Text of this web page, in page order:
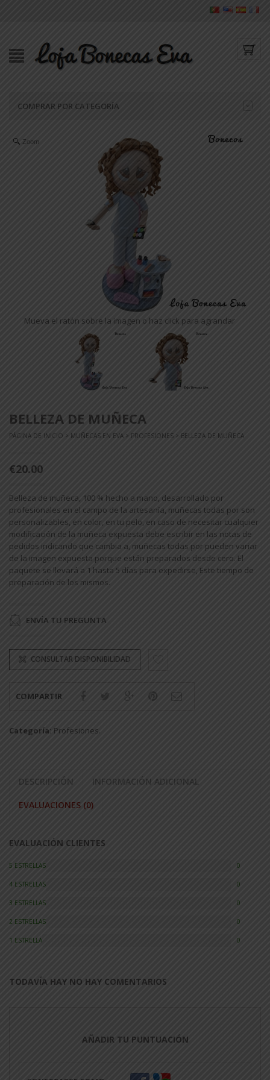
COMPRAR POR CATEGORÍA
Zoom
Mueva el ratón sobre la imagen o haz click para agrandar
BELLEZA DE MUÑECA
PÁGINA DE INICIO > MUÑECAS EN EVA > PROFESIONES > BELLEZA DE MUÑECA
€20.00
Belleza de muñeca, 100 % hecho a mano, desarrollado por
profesionales en el campo de la artesanía, muñecas todas por son
personalizables, en color, en tu pelo, en caso de necesitar cualquier
modificación de la muñeca expuesta debe escribir en las notas de
pedidos indicando que cambia a, muñecas todas por pueden variar
de la imagen expuesta porque están preparados desde cero. El
paquete se llevará a 1 hasta 5 días para expedirse, Este tiempo de
preparación de los mismos.
ENVÍA TU PREGUNTA
CONSULTAR DISPONIBILIDAD
COMPARTIR
Categoría: Profesiones.
DESCRIPCIÓN INFORMACIÓN ADICIONAL
EVALUACIONES (0)
EVALUACIÓN CLIENTES
5 ESTRELLAS 0
4 ESTRELLAS 0
3 ESTRELLAS 0
2 ESTRELLAS 0
1 ESTRELLA 0
TODAVÍA HAY NO HAY COMENTARIOS
AÑADIR TU PUNTUACIÓN